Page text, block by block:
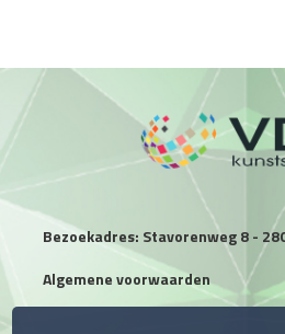
Bezoekadres: Stavorenweg 8 -
Algemene voorwaarden